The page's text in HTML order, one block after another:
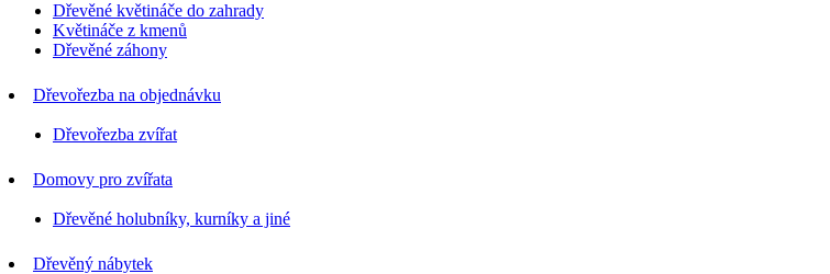
Dřevěné květináče do zahrady
Květináče z kmenů
Dřevěné záhony
Dřevořezba na objednávku
Dřevořezba zvířat
Domovy pro zvířata
Dřevěné holubníky, kurníky a jiné
Dřevěný nábytek